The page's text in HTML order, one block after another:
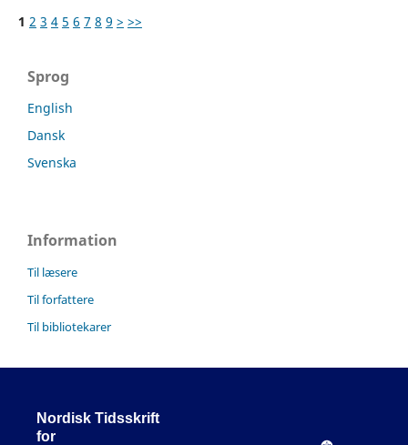
1 2 3 4 5 6 7 8 9 > >>
Sprog
English
Dansk
Svenska
Information
Til læsere
Til forfattere
Til bibliotekarer
Nordisk Tidsskrift
for